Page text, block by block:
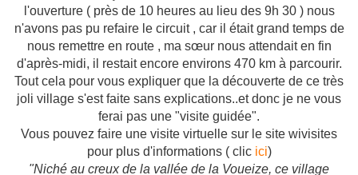
l'ouverture ( près de 10 heures au lieu des 9h 30 ) nous
n'avons pas pu refaire le circuit , car il était grand temps de
nous remettre en route , ma sœur nous attendait en fin
d'après-midi, il restait encore environs 470 km à parcourir.
Tout cela pour vous expliquer que la découverte de ce très
joli village s'est faite sans explications..et donc je ne vous
ferai pas une "visite guidée".
Vous pouvez faire une visite virtuelle sur le site wivisites
pour plus d'informations ( clic ici)
"Niché au creux de la vallée de la Voueize, ce village